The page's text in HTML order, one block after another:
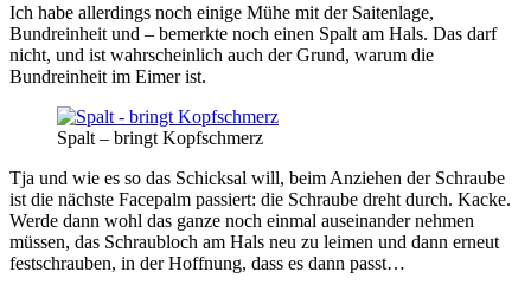
Ich habe allerdings noch einige Mühe mit der Saitenlage,
Bundreinheit und – bemerkte noch einen Spalt am Hals. Das darf
nicht, und ist wahrscheinlich auch der Grund, warum die
Bundreinheit im Eimer ist.
Spalt – bringt Kopfschmerz
Tja und wie es so das Schicksal will, beim Anziehen der Schraube
ist die nächste Facepalm passiert: die Schraube dreht durch. Kacke.
Werde dann wohl das ganze noch einmal auseinander nehmen
müssen, das Schraubloch am Hals neu zu leimen und dann erneut
festschrauben, in der Hoffnung, dass es dann passt…